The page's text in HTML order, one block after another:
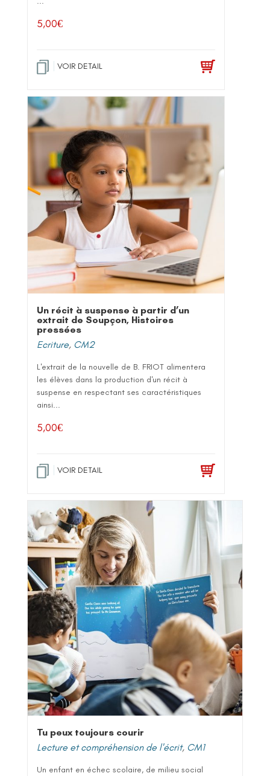
5,00€
VOIR DETAIL
Un récit à suspense à partir d’un
extrait de Soupçon, Histoires
pressées
Ecriture, CM2
L'extrait de la nouvelle de B. FRIOT alimentera
les élèves dans la production d'un récit à
suspense en respectant ses caractéristiques
ainsi...
5,00€
VOIR DETAIL
Tu peux toujours courir
Lecture et compréhension de l'écrit, CM1
Un enfant en échec scolaire, de milieu social